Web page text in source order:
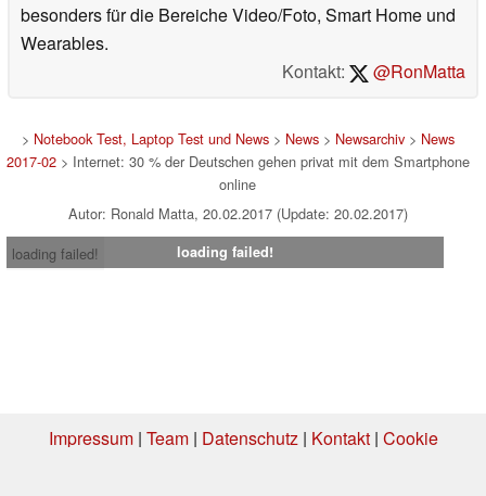
besonders für die Bereiche Video/Foto, Smart Home und
Wearables.
Kontakt:
@RonMatta
> Notebook Test, Laptop Test und News> News> Newsarchiv> News
2017-02> Internet: 30 % der Deutschen gehen privat mit dem Smartphone
online
Autor: Ronald Matta, 20.02.2017 (Update: 20.02.2017)
loading failed!
loading failed!
Impressum| Team| Datenschutz| Kontakt| Cookie